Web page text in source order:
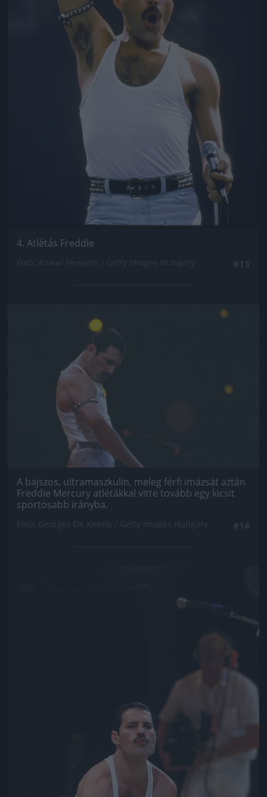
4. Atlétás Freddie
Jön még kép!
A bajszos, ultramaszkulin, meleg férfi imázsát aztán
Freddie Mercury atlétákkal vitte tovább egy kicsit
sportosabb irányba.